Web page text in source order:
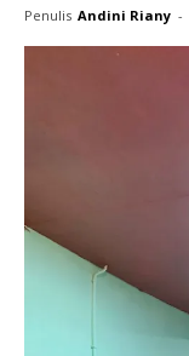
Penulis Andini Riany -